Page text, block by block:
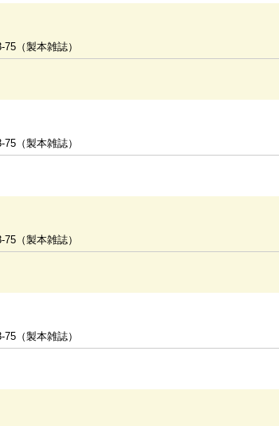
75（製本雑誌）
75（製本雑誌）
75（製本雑誌）
75（製本雑誌）